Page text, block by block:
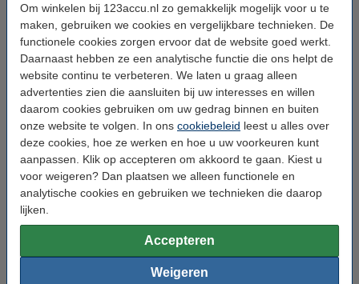
Om winkelen bij 123accu.nl zo gemakkelijk mogelijk voor u te
maken, gebruiken we cookies en vergelijkbare technieken. De
functionele cookies zorgen ervoor dat de website goed werkt.
Daarnaast hebben ze een analytische functie die ons helpt de
website continu te verbeteren. We laten u graag alleen
advertenties zien die aansluiten bij uw interesses en willen
daarom cookies gebruiken om uw gedrag binnen en buiten
onze website te volgen. In ons cookiebeleid leest u alles over
deze cookies, hoe ze werken en hoe u uw voorkeuren kunt
aanpassen. Klik op accepteren om akkoord te gaan. Kiest u
voor weigeren? Dan plaatsen we alleen functionele en
analytische cookies en gebruiken we technieken die daarop
lijken.
Accepteren
Weigeren
Capaciteit: 8 Ah
Voltage: 18 V
Afmetingen: 118 x 77 x 75 mm
Veiligheidsinformatieblad: Handleiding
Gebruiksinstructies: PDF
Dit product vervangt partnummers:
1600A016GK
1600A02149
ProCORE18V